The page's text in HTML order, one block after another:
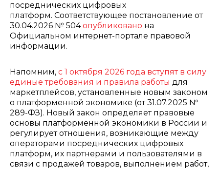
посреднических цифровых
платформ. Соответствующее постановление от
30.04.2026 № 504опубликовано на
Официальном интернет-портале правовой
информации.
Напомним, с 1 октября 2026 года вступят в силу
единые требования и правила работы для
маркетплейсов, установленные новым законом
о платформенной экономике (от 31.07.2025 №
289-ФЗ). Новый закон определяет правовые
основы платформенной экономики в России и
регулирует отношения, возникающие между
операторами посреднических цифровых
платформ, их партнерами и пользователями в
связи с продажей товаров, выполнением работ,